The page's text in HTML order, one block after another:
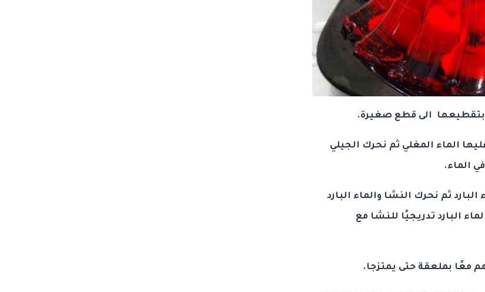
بتقطيعها الى قطع صغيرة.
الماء المغلي ثم نحرك الجيلي
الماء.
ثم نحرك النشا والماء البارد
البارد تدريجيًا للنشا مع
معًا بملعقة حتى يمتزجا.